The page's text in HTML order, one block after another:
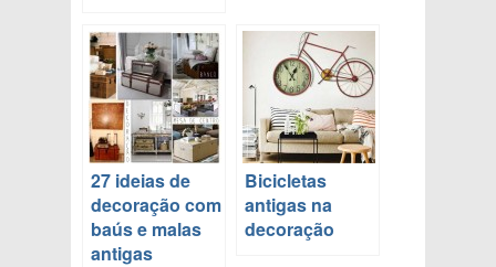
27 ideias de
decoração com
baús e malas
antigas
Bicicletas
antigas na
decoração